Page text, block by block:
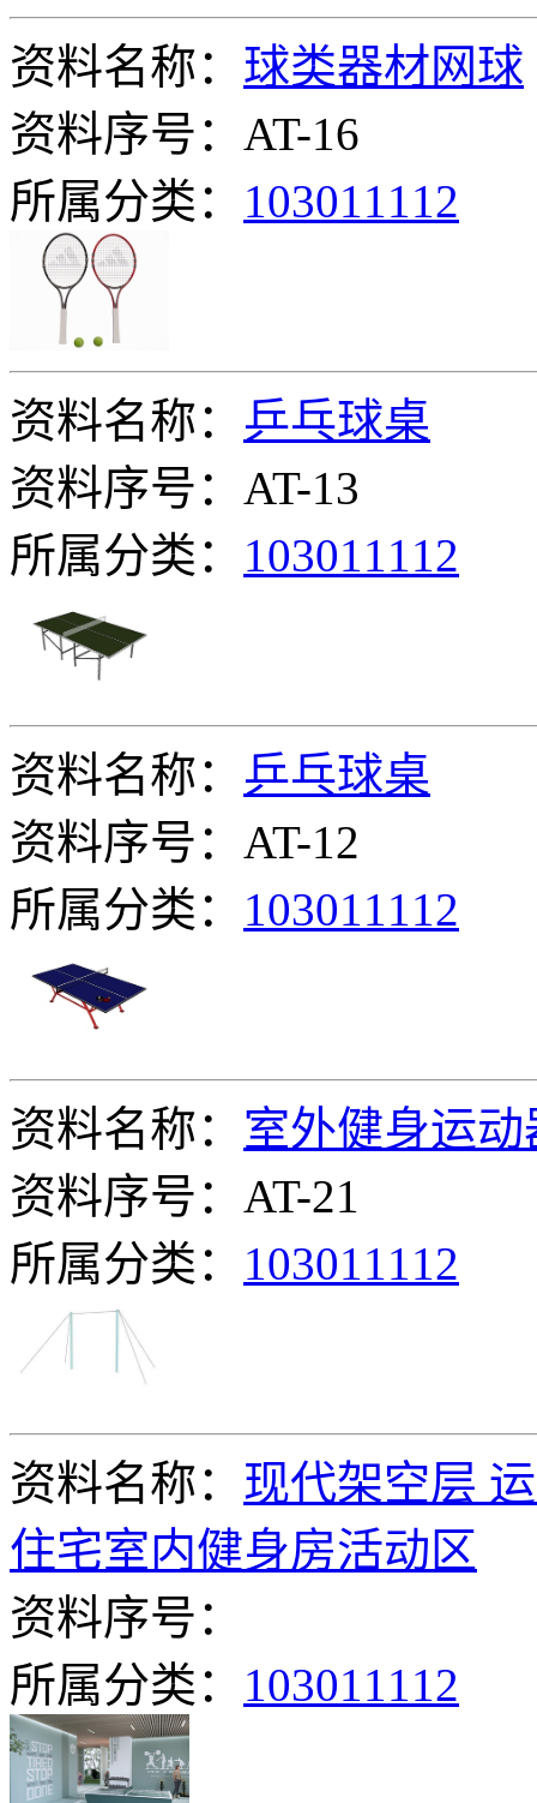
资料名称： 球类器材网球
资料序号：AT-16
所属分类： 103011112
资料名称： 乒乓球桌
资料序号：AT-13
所属分类： 103011112
资料名称： 乒乓球桌
资料序号：AT-12
所属分类： 103011112
资料名称： 室外健身运动
资料序号：AT-21
所属分类： 103011112
资料名称： 现代架空层
住宅室内健身房活动区
资料序号：
所属分类： 103011112